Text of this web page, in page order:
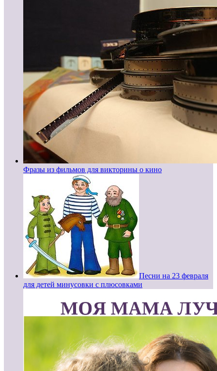
Фразы из фильмов для викторины о кино
Песни на 23 февраля
для детей минусовки с плюсовками